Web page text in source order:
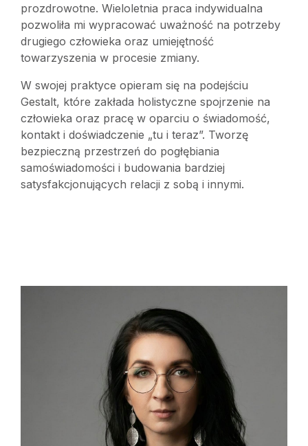
prozdrowotne. Wieloletnia praca indywidualna
pozwoliła mi wypracować uważność na potrzeby
drugiego człowieka oraz umiejętność
towarzyszenia w procesie zmiany.
W swojej praktyce opieram się na podejściu
Gestalt, które zakłada holistyczne spojrzenie na
człowieka oraz pracę w oparciu o świadomość,
kontakt i doświadczenie „tu i teraz”. Tworzę
bezpieczną przestrzeń do pogłębiania
samoświadomości i budowania bardziej
satysfakcjonujących relacji z sobą i innymi.